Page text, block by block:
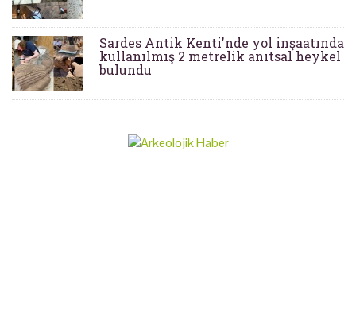
Sardes Antik Kenti'nde yol inşaatında
kullanılmış 2 metrelik anıtsal heykel
bulundu